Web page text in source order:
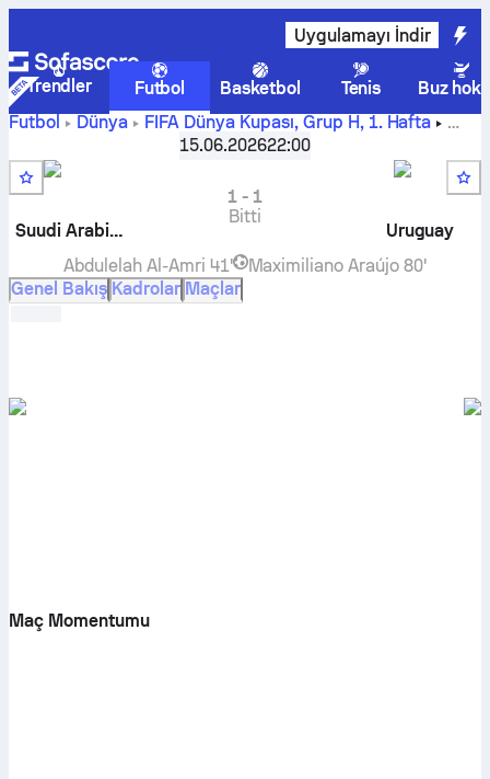
Uygulamayı İndir
Trendler Futbol Basketbol Tenis
Buz
Futbol
Dünya FIFA Dünya Kupası, Grup H, 1. Hafta
Uruguaycanlı skor, H2H sonuçları, puan
durumu ve tahminleri
15.06.202622:00
Suudi Arabistan
1- 1
Bitti
Uruguay
Abdulelah Al-Amri 41' Maximiliano Araújo 80'
Genel Bakış Kadrolar Maçlar
Maç Momentumu